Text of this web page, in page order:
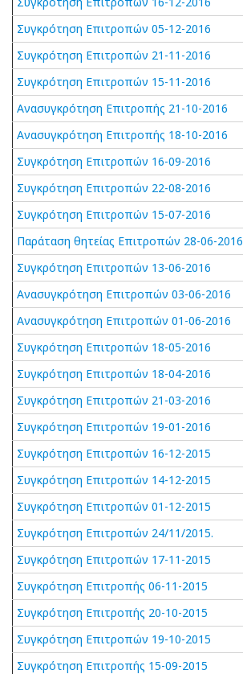
Συγκρότηση Επιτροπών 05-12-2016
Συγκρότηση Επιτροπών 21-11-2016
Συγκρότηση Επιτροπών 15-11-2016
Ανασυγκρότηση Επιτροπής 21-10-2016
Ανασυγκρότηση Επιτροπής 18-10-2016
Συγκρότηση Επιτροπών 16-09-2016
Συγκρότηση Επιτροπών 22-08-2016
Συγκρότηση Επιτροπών 15-07-2016
Παράταση θητείας Επιτροπών 28-06-2016
Συγκρότηση Επιτροπών 13-06-2016
Ανασυγκρότηση Επιτροπών 03-06-2016
Ανασυγκρότηση Επιτροπών 01-06-2016
Συγκρότηση Επιτροπών 18-05-2016
Συγκρότηση Επιτροπών 18-04-2016
Συγκρότηση Επιτροπών 21-03-2016
Συγκρότηση Επιτροπών 19-01-2016
Συγκρότηση Επιτροπών 16-12-2015
Συγκρότηση Επιτροπών 14-12-2015
Συγκρότηση Επιτροπών 01-12-2015
Συγκρότηση Επιτροπών 24/11/2015.
Συγκρότηση Επιτροπών 17-11-2015
Συγκρότηση Επιτροπής 06-11-2015
Συγκρότηση Επιτροπής 20-10-2015
Συγκρότηση Επιτροπών 19-10-2015
Συγκρότηση Επιτροπής 15-09-2015